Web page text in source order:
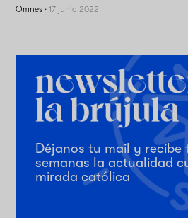
Omnes ·17 junio 2022
Déjanos tu mail y recibe
semanas la actualidad
mirada católica